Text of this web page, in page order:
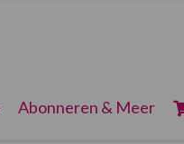
Abonneren & Meer